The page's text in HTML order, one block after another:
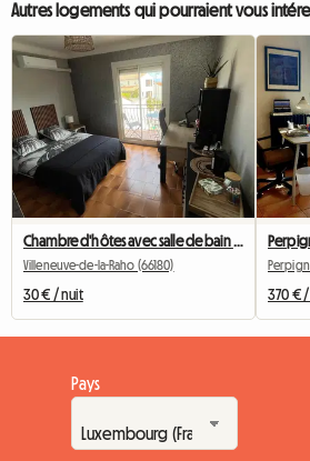
Autres logements qui pourraient vous
Villeneuve-de-la-Raho (66180)
30 € / nuit 370 €
Pays